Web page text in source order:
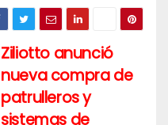
Ziliotto anunció
nueva compra de
patrulleros y
sistemas de